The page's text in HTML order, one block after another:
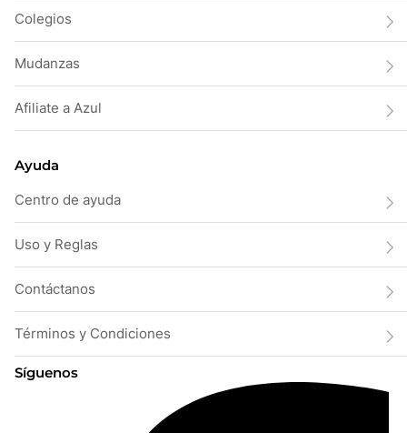
Colegios
Mudanzas
Afiliate a Azul
Ayuda
Centro de ayuda
Uso y Reglas
Contáctanos
Términos y Condiciones
Síguenos